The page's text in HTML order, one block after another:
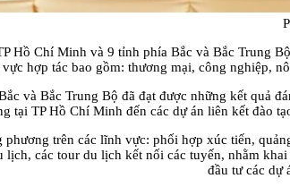
Hồ Chí Minh và 9 tỉnh phía Bắc và Bắc Trung
hợp tác bao gồm: thương mại, công nghiệp,
và Bắc Trung Bộ đã đạt được những kết quả
tại TP Hồ Chí Minh đến các dự án liên kết đào
trên các lĩnh vực: phối hợp xúc tiến,
các tour du lịch kết nối các tuyến, nhằm
đầu tư các dự